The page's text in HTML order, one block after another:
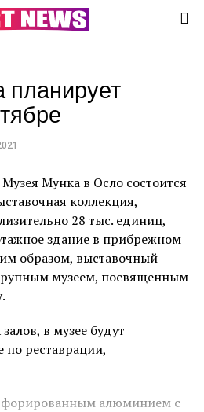
Мунка в Осло состоится
коллекция,
28 тыс. единиц,
здание в прибрежном
образом, выставочный
музеем, посвященным
в музее будут
по реставрации,
алюминием с